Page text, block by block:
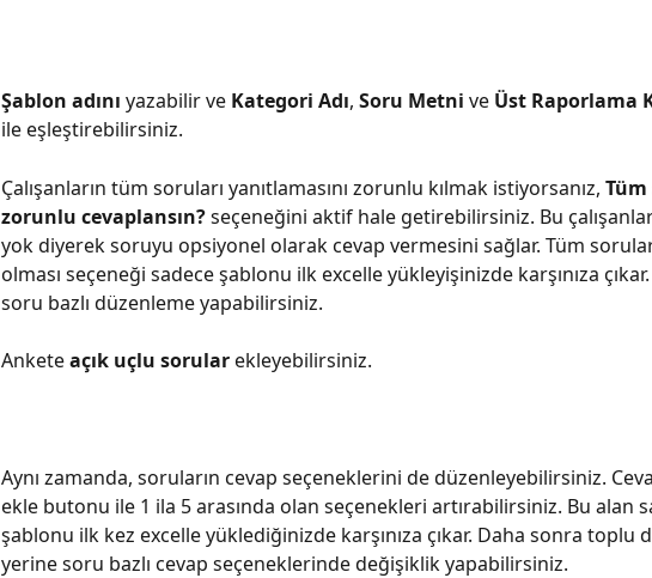
Şablon adını yazabilir ve Kategori Adı, Soru Metni ve Üst Raporlama
ile eşleştirebilirsiniz.
Çalışanların tüm soruları yanıtlamasını zorunlu kılmak istiyorsanız,
zorunlu cevaplansın? seçeneğini aktif hale getirebilirsiniz. Bu
yok diyerek soruyu opsiyonel olarak cevap vermesini sağlar. Tüm
olması seçeneği sadece şablonu ilk excelle yükleyişinizde karşınıza
soru bazlı düzenleme yapabilirsiniz.
Ankete açık uçlu sorular ekleyebilirsiniz.
Aynı zamanda, soruların cevap seçeneklerini de düzenleyebilirsiniz.
ekle butonu ile 1 ila 5 arasında olan seçenekleri artırabilirsiniz. Bu alan
şablonu ilk kez excelle yüklediğinizde karşınıza çıkar. Daha sonra toplu
yerine soru bazlı cevap seçeneklerinde değişiklik yapabilirsiniz.